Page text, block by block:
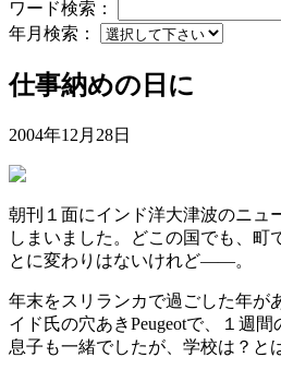
ワード検索：
年月検索：
仕事納めの日に
2004年12月28日
朝刊１面にインド洋大津波のニュ
しまいました。どこの国でも、町
とに変わりはないけれど――。
年末をスリランカで過ごした年が
イド氏の穴あきPeugeotで、１週
息子も一緒でしたが、学校は？と